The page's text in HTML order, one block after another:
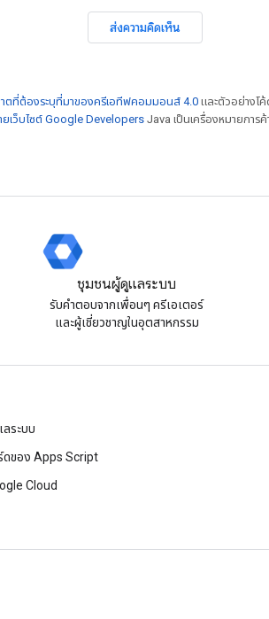
ส่งความคิดเห็น
ตที่ต้องระบุที่มาของครีเอทีฟคอมมอนส์ 4.0 และตัวอย่างโ
ยเว็บไซต์ Google Developers Java เป็นเครื่องหมายการ
ชุมชนผู้ดูแลระบบ
รับคําตอบจากเพื่อนๆ ครีเอเตอร์
และผู้เชี่ยวชาญในอุตสาหกรรม
ระบบ
ดของ Apps Script
Cloud